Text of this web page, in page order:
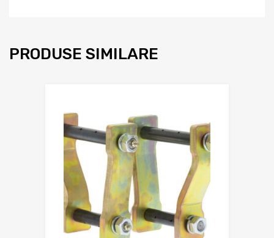
PRODUSE SIMILARE